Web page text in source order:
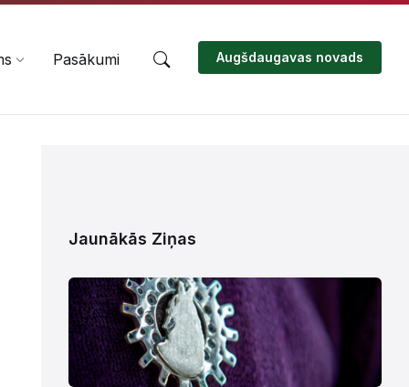
Pasākumi Augšdaugavas novads
Jaunākās Ziņas